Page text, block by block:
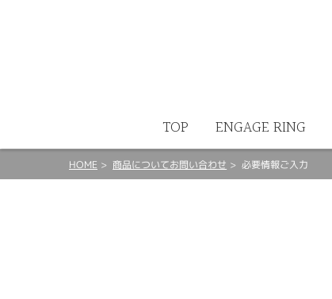
TOP ENGAGE RING
HOME 商品についてお問い合わせ 必要情報ご入力